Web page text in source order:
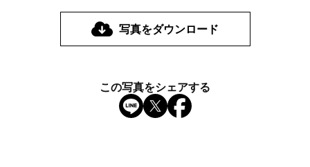
写真をダウンロード
この写真をシェアする